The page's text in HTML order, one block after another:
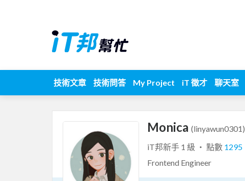
技術文章 技術問答 My Project iT 徵才 聊天室
Monica (linyawun0301)
iT邦新手 1 級 ‧ 點數 1295
Frontend Engineer